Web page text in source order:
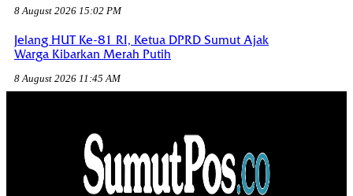
8 August 2026 15:02 PM
Jelang HUT Ke-81 RI, Ketua DPRD Sumut Ajak
Warga Kibarkan Merah Putih
8 August 2026 11:45 AM